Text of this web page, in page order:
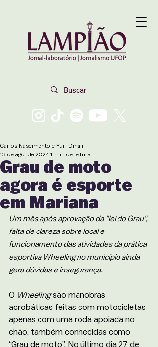
Grau de moto
agora é esporte
em Mariana
Carlos Nascimento e Yuri Dinali
13 de ago. de 2024 1 min de leitura
Um mês após aprovação da "lei do Grau",
falta de clareza sobre local e
funcionamento das atividades da prática
esportiva Wheeling no município ainda
gera dúvidas e insegurança.
O Wheeling são manobras
acrobáticas feitas com motocicletas
apenas com uma roda apoiada no
chão, também conhecidas como
“Grau de moto”. No último dia 27 de